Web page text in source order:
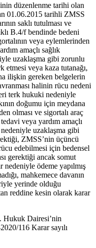
düzenlenme tarihi olan
01.06.2015 tarihli ZMSS
saklı tutulması ve
B.4/f bendinde bedeni
veya eylemlerinden
amaçlı sağlık
uzaklaşma gibi zorunlu
veya kaza tutanağı,
ilişkin gereken belgelerin
halinin rücu nedeni
terk hukuki nedeniyle
doğumu için meydana
olması ve sigortalı araç
veya yardım amaçlı
uzaklaşma gibi
ZMSS’nin üçüncü
edebilmesi için bedensel
gerektiği ancak somut
ödeme yapılmış
mahkemece davanın
yerinde olduğu
reddine kesin olarak karar
Hukuk Dairesi’nin
116 Karar sayılı